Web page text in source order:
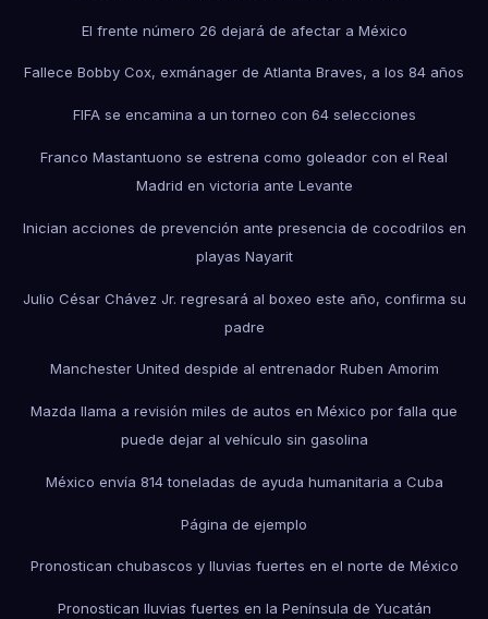
El frente número 26 dejará de afectar a México
Fallece Bobby Cox, exmánager de Atlanta Braves, a los 84 años
FIFA se encamina a un torneo con 64 selecciones
Franco Mastantuono se estrena como goleador con el Real
Madrid en victoria ante Levante
Inician acciones de prevención ante presencia de cocodrilos en
playas Nayarit
Julio César Chávez Jr. regresará al boxeo este año, confirma su
padre
Manchester United despide al entrenador Ruben Amorim
Mazda llama a revisión miles de autos en México por falla que
puede dejar al vehículo sin gasolina
México envía 814 toneladas de ayuda humanitaria a Cuba
Página de ejemplo
Pronostican chubascos y lluvias fuertes en el norte de México
Pronostican lluvias fuertes en la Península de Yucatán